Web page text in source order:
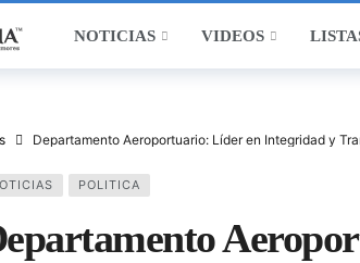
NOTICIAS VIDEOS
Departamento Aeroportuario: Líder en Integridad y
POLITICA